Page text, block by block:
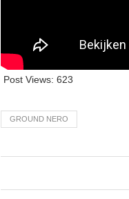
Post Views: 623
GROUND NERO